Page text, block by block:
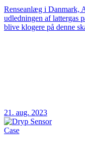
Renseanlæg i Danmark,
udledningen af lattergas
blive klogere på denne
21. aug. 2023
Case